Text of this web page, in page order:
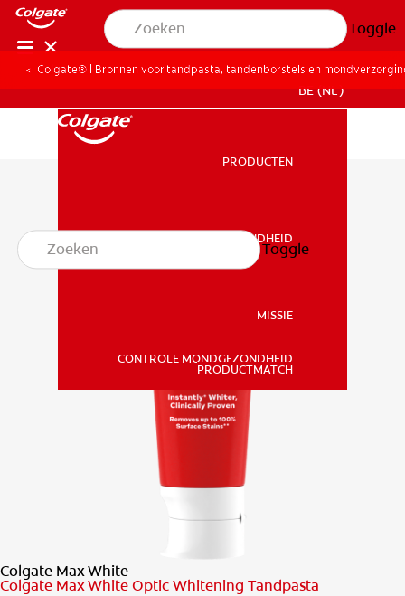
Toggle
MONDGEZONDHEID
CONTROLE MONDGEZONDHEID
BE (NL)
PRODUCTEN
MONDGEZONDHEID
MISSIE
CONTROLE MONDGEZONDHEID
PRODUCTMATCH
Toggle
Colgate® | Bronnen voor tandpasta, tandenborstels en
Colgate Max White
Colgate Max White Optic Whitening Tandpasta